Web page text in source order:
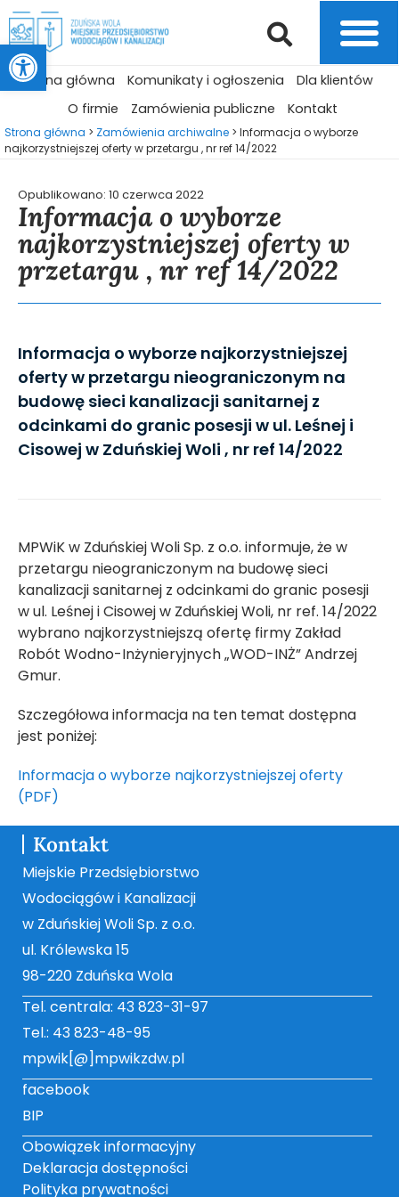
Otwórz pasek narzędzi
Strona główna Komunikaty i ogłoszenia
Dla klientów
O firmie
Zamówienia publiczne Kontakt
Strona główna > Zamówienia archiwalne > Informacja o wyborze
najkorzystniejszej oferty w przetargu , nr ref 14/2022
Opublikowano: 10 czerwca 2022
Informacja o wyborze
najkorzystniejszej oferty w
przetargu , nr ref 14/2022
Informacja o wyborze najkorzystniejszej
oferty w przetargu nieograniczonym na
budowę sieci kanalizacji sanitarnej z
odcinkami do granic posesji w ul. Leśnej i
Cisowej w Zduńskiej Woli , nr ref 14/2022
MPWiK w Zduńskiej Woli Sp. z o.o. informuje, że w
przetargu nieograniczonym na budowę sieci
kanalizacji sanitarnej z odcinkami do granic posesji
w ul. Leśnej i Cisowej w Zduńskiej Woli, nr ref. 14/2022
wybrano najkorzystniejszą ofertę firmy Zakład
Robót Wodno-Inżynieryjnych „WOD-INŻ” Andrzej
Gmur.
Szczegółowa informacja na ten temat dostępna
jest poniżej:
Informacja o wyborze najkorzystniejszej oferty
(PDF)
Kontakt
Miejskie Przedsiębiorstwo
Wodociągów i Kanalizacji
w Zduńskiej Woli Sp. z o.o.
ul. Królewska 15
98-220 Zduńska Wola
Tel. centrala: 43 823-31-97
Tel.: 43 823-48-95
mpwik[@]mpwikzdw.pl
facebook
BIP
Obowiązek informacyjny
Deklaracja dostępności
Polityka prywatności